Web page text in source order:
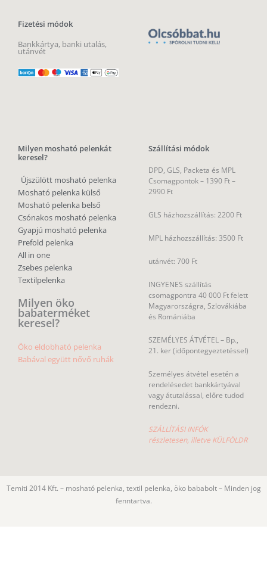
Fizetési módok
Bankkártya, banki utalás,
utánvét
Milyen mosható pelenkát
keresel?
Újszülött mosható pelenka
Mosható pelenka külső
Mosható pelenka belső
Csónakos mosható pelenka
Gyapjú mosható pelenka
Prefold pelenka
All in one
Zsebes pelenka
Textilpelenka
Milyen öko
babaterméket
keresel?
Öko eldobható pelenka
Babával együtt nővő ruhák
Szállítási módok
DPD, GLS, Packeta és MPL
Csomagpontok – 1390 Ft –
2990 Ft
GLS házhozszállítás: 2200 Ft
MPL házhozszállítás: 3500 Ft
utánvét: 700 Ft
INGYENES szállítás
csomagpontra 40 000 Ft felett
Magyarországra, Szlovákiába
és Romániába
SZEMÉLYES ÁTVÉTEL – Bp.,
21. ker (időpontegyeztetéssel)
Személyes átvétel esetén a
rendelésedet bankkártyával
vagy átutalással, előre tudod
rendezni.
SZÁLLÍTÁSI INFÓK
részletesen, illetve KÜLFÖLDR
Temiti 2014 Kft. – mosható pelenka, textil pelenka, öko bababolt – Minden jog
fenntartva.